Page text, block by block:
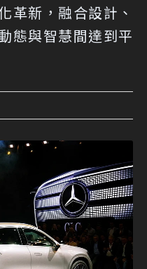
革新，融合設計、
態與智慧間達到平